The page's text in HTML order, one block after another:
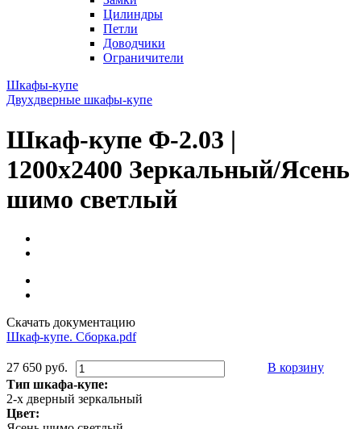
Цилиндры
Петли
Доводчики
Ограничители
Шкафы-купе
Двухдверные шкафы-купе
Шкаф-купе Ф-2.03 |
1200x2400 Зеркальный/Ясень
шимо светлый
Скачать документацию
Шкаф-купе. Сборка.pdf
27 650 руб.
В корзину
Тип шкафа-купе:
2-х дверный зеркальный
Цвет: